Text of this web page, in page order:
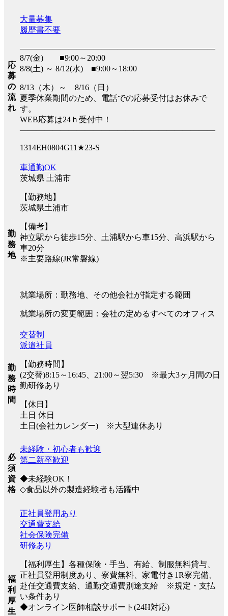
応
募
の
流
れ
大量募集
履歴書不要
――――――――――――――――――――――――
8/7(金) ■9:00～20:00
8/8(土) ～ 8/12(水) ■9:00～18:00
8/13（木）～ 8/16（日）
夏季休業期間のため、電話での応募受付はお休みで
す。
WEB応募は24ｈ受付中！
――――――――――――――――――――――――
1314EH0804G11★23-S
勤
務
地
車通勤OK
茨城県 土浦市
【勤務地】
茨城県土浦市
【備考】
神立駅から徒歩15分、土浦駅から車15分、高浜駅から
車20分
※主要路線(JR常磐線)
就業場所：勤務地、その他会社が指定する範囲
就業場所の変更範囲：会社の定めるすべてのオフィス
勤
務
時
間
交替制
派遣社員
【勤務時間】
(2交替)8:15～16:45、21:00～翌5:30 ※最大3ヶ月間の日
勤研修あり
【休日】
土日 休日
土日(会社カレンダー) ※大型連休あり
必
須
資
格
未経験・初心者も歓迎
第二新卒歓迎
◆未経験OK！
◇食品以外の製造経験者も活躍中
福
利
厚
生
正社員登用あり
交通費支給
社会保険完備
研修あり
【福利厚生】各種保険・手当、有給、制服無料貸与、
正社員登用制度あり、寮費無料、家電付き1R寮完備、
赴任交通費支給、通勤交通費別途支給 ※規定・支払
い条件あり
◆オンライン医師相談サポート(24H対応)